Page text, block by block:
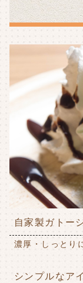
自家製ガトー
濃厚・しっとり
シンプルなア